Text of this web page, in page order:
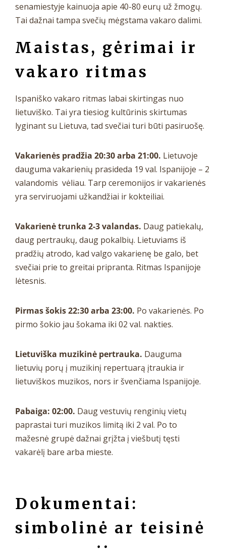
senamiestyje kainuoja apie 40-80 eurų už žmogų.
Tai dažnai tampa svečių mėgstama vakaro dalimi.
Maistas, gėrimai ir
vakaro ritmas
Ispaniško vakaro ritmas labai skirtingas nuo
lietuviško. Tai yra tiesiog kultūrinis skirtumas
lyginant su Lietuva, tad svečiai turi būti pasiruošę.
Vakarienės pradžia 20:30 arba 21:00. Lietuvoje
dauguma vakarienių prasideda 19 val. Ispanijoje – 2
valandomis vėliau. Tarp ceremonijos ir vakarienės
yra serviruojami užkandžiai ir kokteiliai.
Vakarienė trunka 2-3 valandas. Daug patiekalų,
daug pertraukų, daug pokalbių. Lietuviams iš
pradžių atrodo, kad valgo vakarienę be galo, bet
svečiai prie to greitai pripranta. Ritmas Ispanijoje
lėtesnis.
Pirmas šokis 22:30 arba 23:00. Po vakarienės. Po
pirmo šokio jau šokama iki 02 val. nakties.
Lietuviška muzikinė pertrauka. Dauguma
lietuvių porų į muzikinį repertuarą įtraukia ir
lietuviškos muzikos, nors ir švenčiama Ispanijoje.
Pabaiga: 02:00. Daug vestuvių renginių vietų
paprastai turi muzikos limitą iki 2 val. Po to
mažesnė grupė dažnai grįžta į viešbutį tęsti
vakarėlį bare arba mieste.
Dokumentai:
simbolinė ar teisinė